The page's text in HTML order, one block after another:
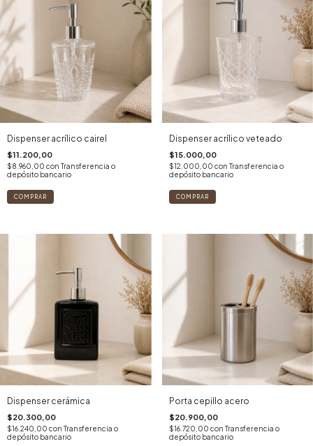
Dispenser acrílico cairel
$11.200,00
$8.960,00 con Transferencia o
depósito bancario
Dispenser acrílico veteado
$15.000,00
$12.000,00 con Transferencia o
depósito bancario
Dispenser cerámica
$20.300,00
$16.240,00 con Transferencia o
depósito bancario
Porta cepillo acero
$20.900,00
$16.720,00 con Transferencia o
depósito bancario